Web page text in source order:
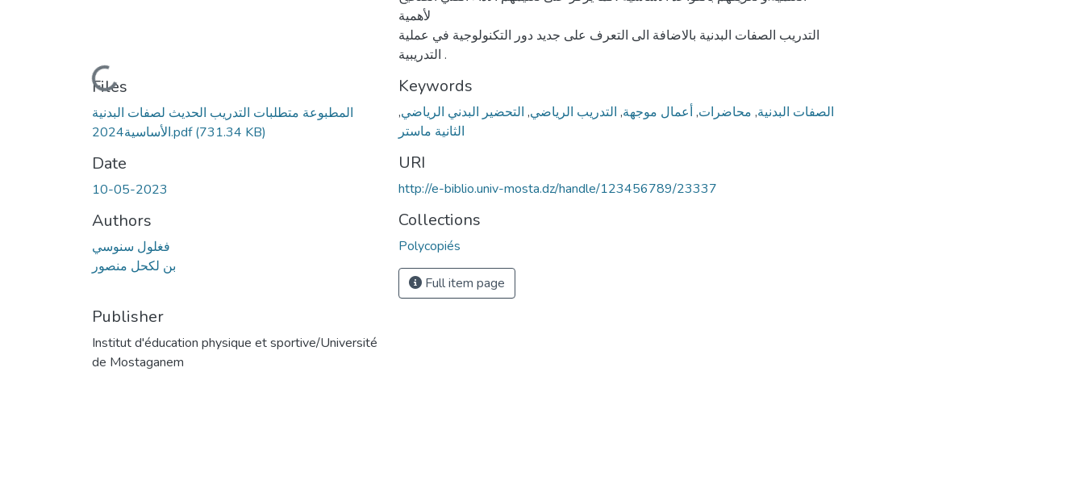
Loading...
Files
المطبوعة متطلبات التدريب الحديث لصفات البدنية
الأساسية2024.pdf(731.34 KB)
Date
10-05-2023
Authors
فغلول سنوسي
بن لكحل منصور
Publisher
Institut d'éducation physique et sportive/Université
de Mostaganem
لأهمية
التدريب الصفات البدنية بالاضافة الى التعرف على جديد دور التكنولوجية في عملية
التدريبية .
Keywords
الصفات البدنية, محاضرات, أعمال موجهة, التدريب الرياضي, التحضير البدني الرياضي,
الثانية ماستر
URI
http://e-biblio.univ-mosta.dz/handle/123456789/23337
Collections
Polycopiés
Full item page